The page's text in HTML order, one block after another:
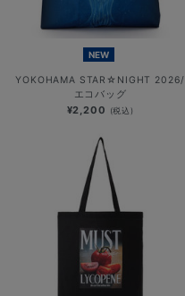
NEW
YOKOHAMA STAR☆NIGHT 2026/
エコバッグ
¥2,200 (税込)